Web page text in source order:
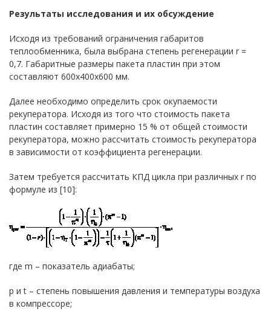
Результаты исследования и их обсуждение
Исходя из требований ограничения габаритов
теплообменника, была выбрана степень регенерации r =
0,7. Габаритные размеры пакета пластин при этом
составляют 600x400x600 мм.
Далее необходимо определить срок окупаемости
рекуператора. Исходя из того что стоимость пакета
пластин составляет примерно 15 % от общей стоимости
рекуператора, можно рассчитать стоимость рекуператора
в зависимости от коэффициента регенерации.
Затем требуется рассчитать КПД цикла при различных r по
формуле из [10]:
где m – показатель адиабаты;
p и t – степень повышения давления и температуры воздуха
в компрессоре;